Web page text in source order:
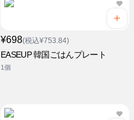
¥698(税込¥753.84)
EASEUP 韓国ごはんプレート
1個